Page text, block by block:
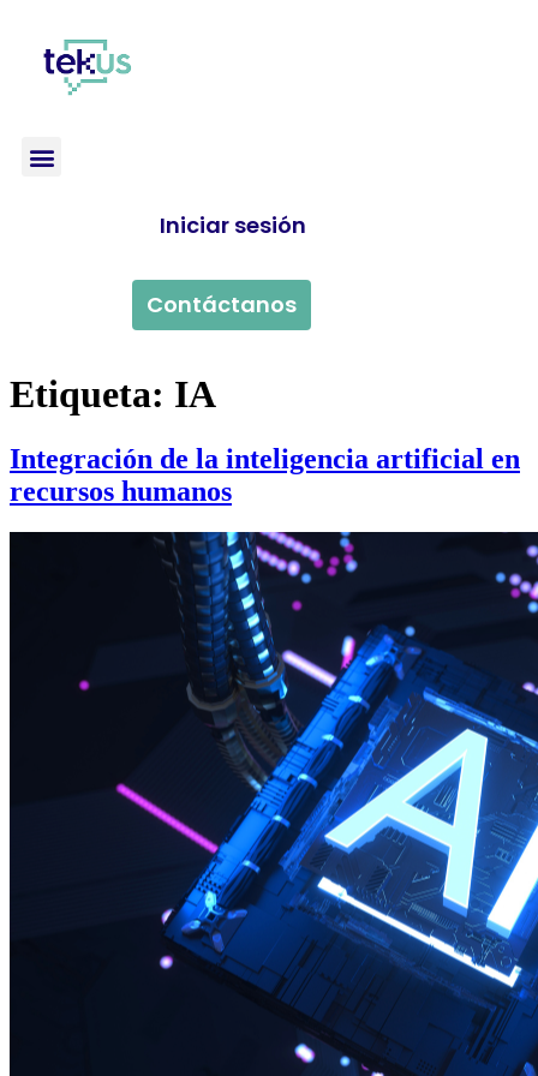
Iniciar sesión
Contáctanos
Etiqueta: IA
Integración de la inteligencia artificial en
recursos humanos